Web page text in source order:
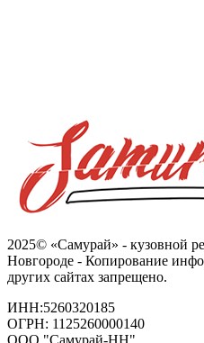
2025© «Самурай» - кузовной
Новгороде - Копирование
других сайтах запрещено.
ИНН:5260320185
ОГРН: 1125260000140